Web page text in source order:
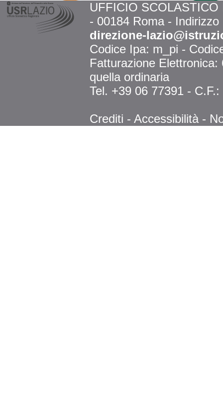
UFFICIO
- 00184 Roma -
direzione-
Codice Ipa: m_pi -
Fatturazione
quella ordinaria
Tel. +39 06 77391 -
Crediti - Accessibilità -